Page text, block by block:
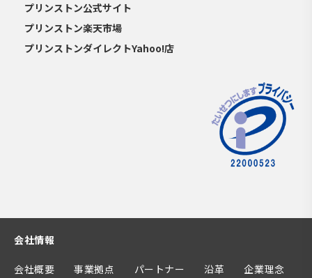
プリンストン公式サイト
プリンストン楽天市場
プリンストンダイレクトYahoo!店
会社情報
会社概要 事業拠点 パートナー 沿革 企業理念